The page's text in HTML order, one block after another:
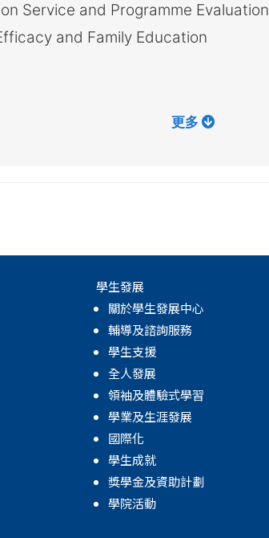
Service and Programme Evaluation
and Family Education
更多
學生發展
關於學生發展中心
輔導及諮詢服務
學生支援
全人發展
領袖及體驗式學習
學業及生涯發展
國際化
學生成就
獎學金及資助計劃
學院活動